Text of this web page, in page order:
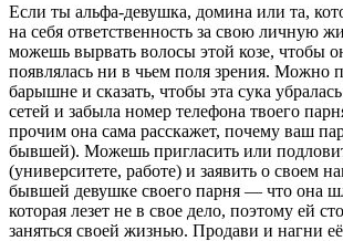
Если ты альфа-девушка, домина или та,
на себя ответственность за свою личную
можешь вырвать волосы этой козе, чтобы
появлялась ни в чьем поля зрения. Можно
барышне и сказать, чтобы эта сука
сетей и забыла номер телефона твоего
прочим она сама расскажет, почему ваш
бывшей). Можешь пригласить или
(университете, работе) и заявить о своем
бывшей девушке своего парня — что она
которая лезет не в свое дело, поэтому ей
заняться своей жизнью. Продави и нагни